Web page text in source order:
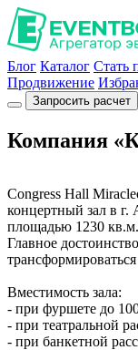
Блог Каталог Стать
Продвижение
Запросить расчет
Компания
Congress Hall
концертный зал в г.
площадью 1230 кв.м.
Главное
Вместимость зала:
- при фуршете до
- при театральной
- при банкетной